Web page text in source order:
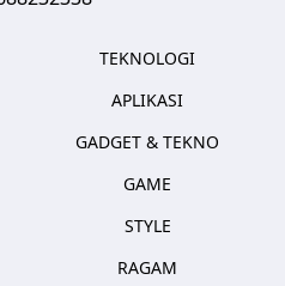
TEKNOLOGI
APLIKASI
GADGET & TEKNO
GAME
STYLE
RAGAM